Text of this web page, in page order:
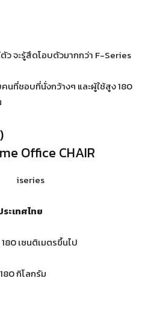
ว จะรู้สึดโอบตัวมากกว่า F-Series
นที่ชอบที่นั่งกว้างๆ และผู้ใช้สูง 180
Office CHAIR
ระเทศไทย
180 เซนติเมตรขึ้นไป
180 กิโลกรัม